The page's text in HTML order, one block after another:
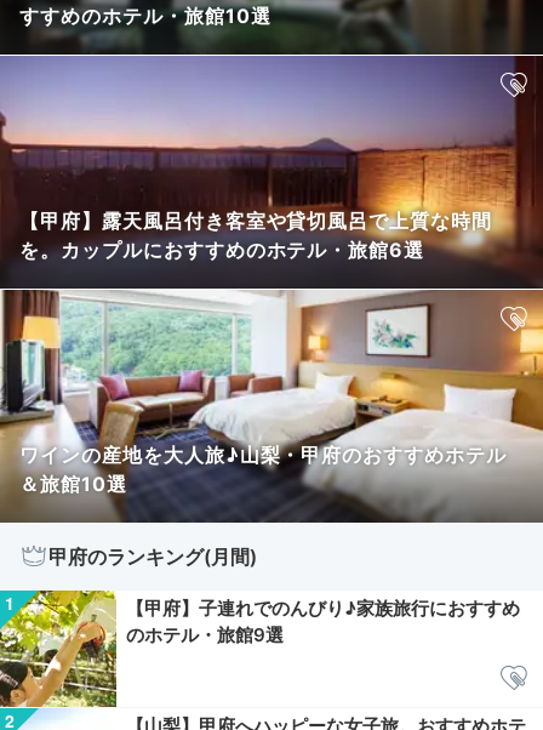
すすめのホテル・旅館10選
【甲府】露天風呂付き客室や貸切風呂で上質な時間
を。カップルにおすすめのホテル・旅館6選
ワインの産地を大人旅♪山梨・甲府のおすすめホテル
＆旅館10選
甲府のランキング(月間)
【甲府】子連れでのんびり♪家族旅行におすすめ
のホテル・旅館9選